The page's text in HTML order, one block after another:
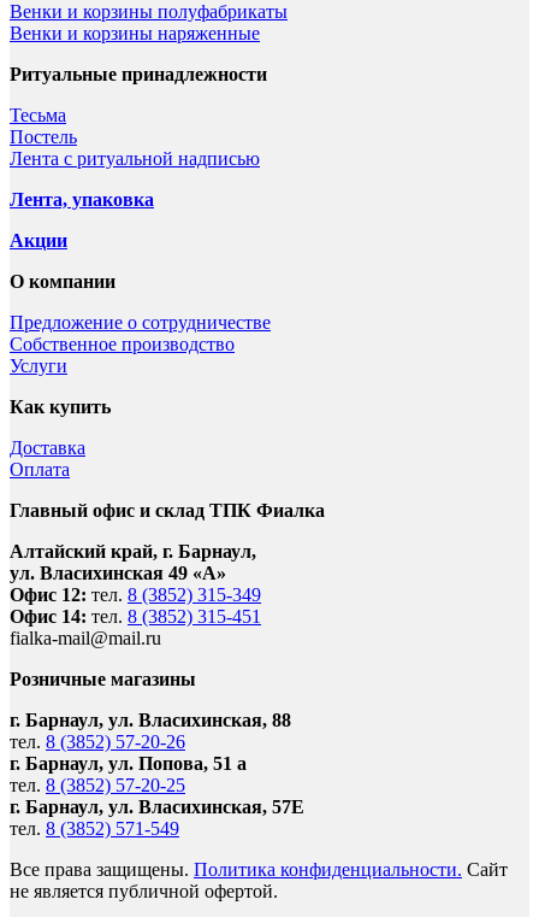
Венки и корзины полуфабрикаты
Венки и корзины наряженные
Ритуальные принадлежности
Тесьма
Постель
Лента с ритуальной надписью
Лента, упаковка
Акции
О компании
Предложение о сотрудничестве
Собственное производство
Услуги
Как купить
Доставка
Оплата
Главный офис и склад ТПК Фиалка
Алтайский край, г. Барнаул,
ул. Власихинская 49 «А»
Офис 12: тел. 8 (3852) 315-349
Офис 14: тел. 8 (3852) 315-451
fialka-mail@mail.ru
Розничные магазины
г. Барнаул, ул. Власихинская, 88
тел. 8 (3852) 57-20-26
г. Барнаул, ул. Попова, 51 а
тел. 8 (3852) 57-20-25
г. Барнаул, ул. Власихинская, 57Е
тел. 8 (3852) 571-549
Все права защищены. Политика конфиденциальности. Сайт
не является публичной офертой.